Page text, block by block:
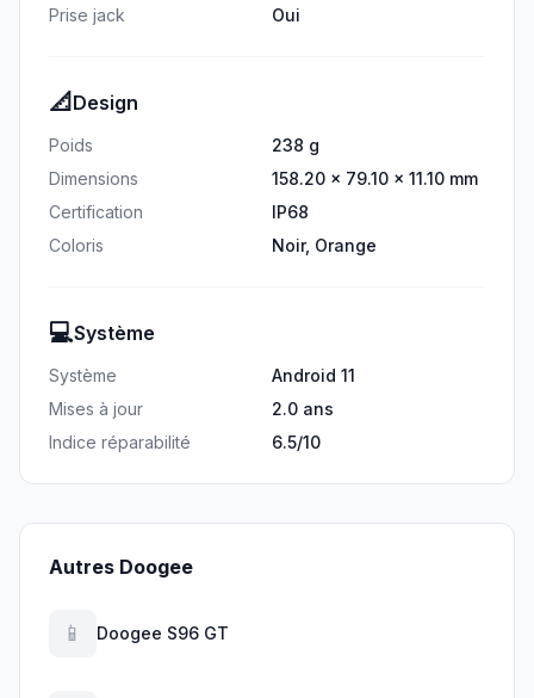
Prise jack
Oui
📐 Design
Poids
238 g
Dimensions
158.20 × 79.10 × 11.10 mm
Certification
IP68
Coloris
Noir, Orange
💻Système
Système
Android 11
Mises à jour
2.0 ans
Indice réparabilité
6.5/10
Autres Doogee
📱 Doogee S96 GT